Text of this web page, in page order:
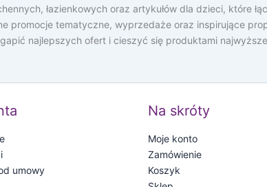
łazienkowych oraz artykułów dla dzieci, które
promocje tematyczne, wyprzedaże oraz inspirujące
najlepszych ofert i cieszyć się produktami
umowy
Na skróty
Moje konto
Zamówienie
Koszyk